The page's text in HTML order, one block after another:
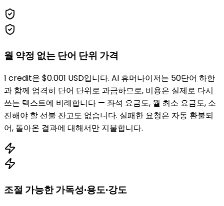
월 약정 없는 단어 단위 가격
1 credit은 $0.001 USD입니다. AI 휴머나이저는 50단어 하한
과 함께 엄격히 단어 단위로 과금하므로, 비용은 실제로 다시
쓰는 텍스트에 비례합니다 — 좌석 요금도, 월 최소 요금도, 소
진해야 할 선불 잔고도 없습니다. 실패한 요청은 자동 환불되
어, 돌아온 결과에 대해서만 지불합니다.
조절 가능한 가독성·용도·강도